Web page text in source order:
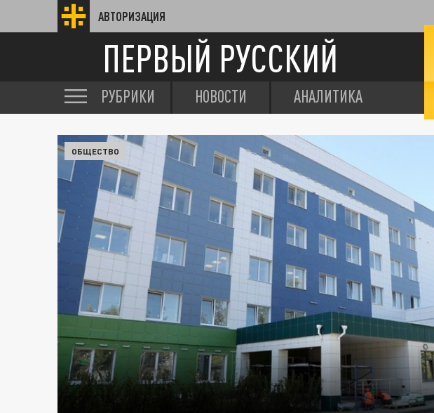
АВТОРИЗАЦИЯ
ПЕРВЫЙ РУССКИЙ
РУБРИКИ НОВОСТИ АНАЛИТИКА
ОБЩЕСТВО